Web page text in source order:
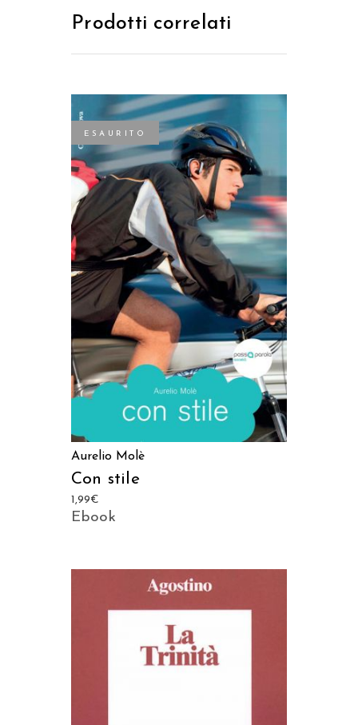
Prodotti correlati
ESAURITO
LEGGI TUTTO
Aurelio Molè
Con stile
1,99€
Ebook